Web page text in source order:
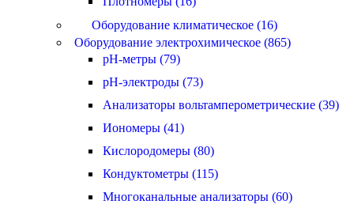
Оборудование климатическое (16)
Оборудование электрохимическое (865)
pH-метры (79)
pH-электроды (73)
Анализаторы вольтамперометрические (39)
Иономеры (41)
Кислородомеры (80)
Кондуктометры (115)
Многоканальные анализаторы (60)